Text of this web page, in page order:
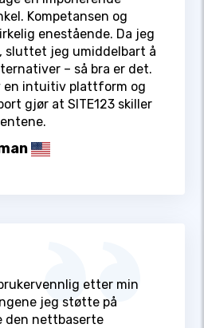
Kompetansen og
enestående. Da jeg
sluttet jeg umiddelbart å
– så bra er det.
en intuitiv plattform og
gjør at SITE123 skiller
etter min
jeg støtte på
den nettbaserte